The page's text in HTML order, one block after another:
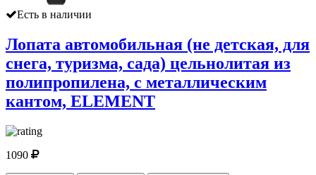
Есть в наличии
Лопата автомобильная (не детская, для
снега, туризма, сада) цельнолитая из
полипропилена, с металлическим
кантом, ELEMENT
1090